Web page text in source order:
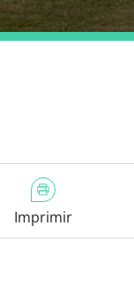
Imprimir